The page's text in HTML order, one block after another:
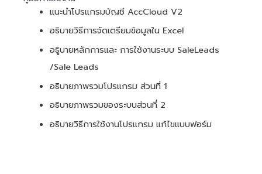
แนะนำโปรแกรมบัญชี AccCloud V2
อธิบายวิธีการจัดเตรียมข้อมูลใน Excel
อธูิบายหลักการและ การใช้งานระบบ SaleLeads
/Sale Leads
อธิบายภาพรวมโปรแกรม ส่วนที่ 1
อธิบายภาพรวมของระบบส่วนที่ 2
อธิบายวิธีการใช้งานโปรแกรม แก้ไขแบบฟอร์ม